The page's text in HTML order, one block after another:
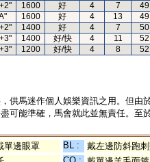
1600 好 4 7
49
1600 好 4 13
49
1400 好 4 7
50
1400 好/快 4 11
52
1200 好/快 4 8 52
供馬迷作個人娛樂資訊之用。但
可能準確，馬會就此並無責任。至
單邊眼罩 BL :
戴左邊防斜跑